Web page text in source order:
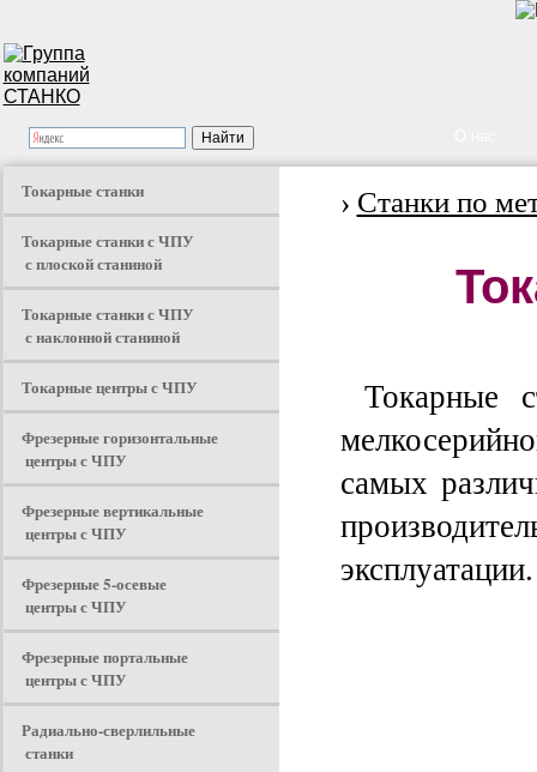
Токарные станки
Токарные станки с ЧПУ
с плоской станиной
Токарные станки с ЧПУ
с наклонной станиной
Токарные центры с ЧПУ
Фрезерные горизонтальные
центры с ЧПУ
Фрезерные вертикальные
центры с ЧПУ
Фрезерные 5-осевые
центры с ЧПУ
Фрезерные портальные
центры с ЧПУ
Радиально-сверлильные
станки
› Станки по
Токарные
самых
эксплуатации.